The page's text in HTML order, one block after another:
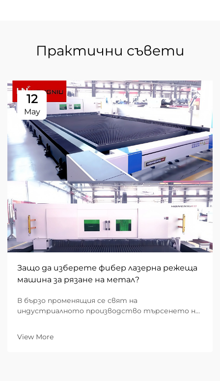
Практични съвети
12
May
Защо да изберете фибер лазерна режеща
машина за рязане на метал?
В бързо променящия се свят на
индустриалното производство търсенето на
предприятия, ангажирани с метална
View More